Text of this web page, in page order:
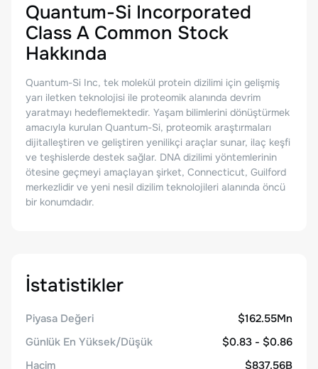
Quantum-Si Incorporated
Class A Common Stock
Hakkında
Quantum-Si Inc, tek molekül protein dizilimi için gelişmiş
yarı iletken teknolojisi ile proteomik alanında devrim
yaratmayı hedeflemektedir. Yaşam bilimlerini dönüştürmek
amacıyla kurulan Quantum-Si, proteomik araştırmaları
dijitalleştiren ve geliştiren yenilikçi araçlar sunar, ilaç keşfi
ve teşhislerde destek sağlar. DNA dizilimi yöntemlerinin
ötesine geçmeyi amaçlayan şirket, Connecticut, Guilford
merkezlidir ve yeni nesil dizilim teknolojileri alanında öncü
bir konumdadır.
İstatistikler
Piyasa Değeri
$162.55Mn
Günlük En Yüksek/Düşük
$0.83 - $0.86
Hacim
$837.56B